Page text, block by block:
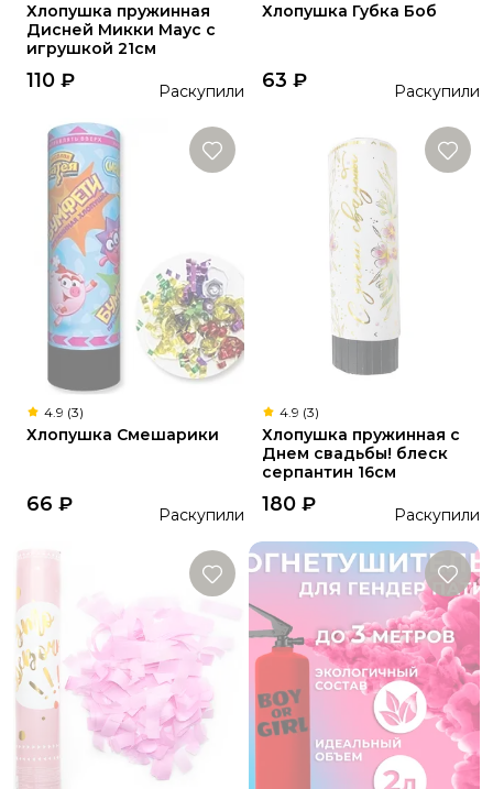
Хлопушка пружинная
Дисней Микки Маус с
игрушкой 21см
110 ₽ Раскупили
Хлопушка Губка Боб
63 ₽ Раскупили
4.9 (3)
Хлопушка Смешарики
66 ₽ Раскупили
4.9 (3)
Хлопушка пружинная с
Днем свадьбы! блеск
серпантин 16см
180 ₽ Раскупили